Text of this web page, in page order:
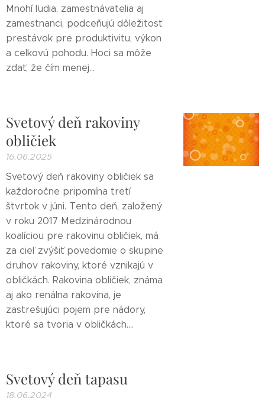
Mnohí ľudia, zamestnávatelia aj
zamestnanci, podceňujú dôležitosť
prestávok pre produktivitu, výkon
a celkovú pohodu. Hoci sa môže
zdať, že čím menej...
Svetový deň rakoviny
obličiek
16.06.2025
Svetový deň rakoviny obličiek sa
každoročne pripomína tretí
štvrtok v júni. Tento deň, založený
v roku 2017 Medzinárodnou
koalíciou pre rakovinu obličiek, má
za cieľ zvýšiť povedomie o skupine
druhov rakoviny, ktoré vznikajú v
obličkách. Rakovina obličiek, známa
aj ako renálna rakovina, je
zastrešujúci pojem pre nádory,
ktoré sa tvoria v obličkách....
Svetový deň tapasu
18.06.2024